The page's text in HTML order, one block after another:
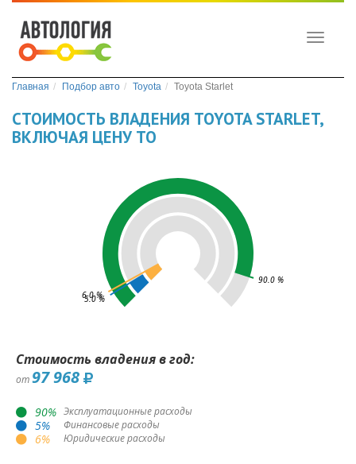
Toggle
Главная Подбор авто Toyota Toyota Starlet
СТОИМОСТЬ ВЛАДЕНИЯ TOYOTA STARLET,
ВКЛЮЧАЯ ЦЕНУ ТО
90.0 %
5.0 %
6.0 %
Стоимость владения в год:
от97 968
90% Эксплуатационные расходы
5% Финансовые расходы
6% Юридические расходы